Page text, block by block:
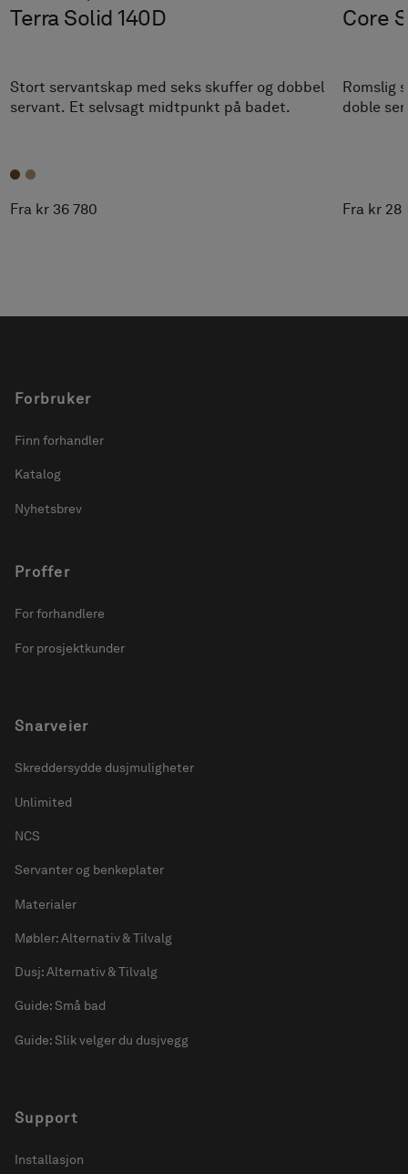
Terra Solid 140D
Stort servantskap med seks skuffer og dobbel
servant. Et selvsagt midtpunkt på badet.
Fra kr 36 780
Core
Romslig
doble
Fra kr 28
Forbruker
Finn forhandler
Katalog
Nyhetsbrev
Proffer
For forhandlere
For prosjektkunder
Snarveier
Skreddersydde dusjmuligheter
Unlimited
NCS
Servanter og benkeplater
Materialer
Møbler: Alternativ & Tilvalg
Dusj: Alternativ & Tilvalg
Guide: Små bad
Guide: Slik velger du dusjvegg
Support
Installasjon